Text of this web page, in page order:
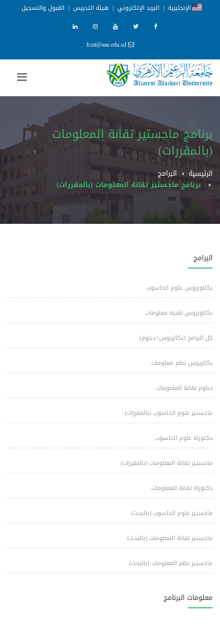
الإنجليزية | البريد الإلكتروني | هيئة التدريس | القبول والتسجيل
fcsit@aau.edu.sd
برنامج ماجستير تقانة المعلومات
(بالمقررات)
الرئيسية
البرامج
برنامج ماجستير تقانة المعلومات (بالمقررات)
البرامج
بكالوريوس علوم الحاسوب
بكالوريوس تقنيه معلومات
كل البرامج (بكالريوس+دبلوم)
بكالريوس نظم معلومات
دبلوم تقانة الملعومات
ماجستير علوم الحاسوب (بالمقررات)
دكتوراة علوم الحاسوب
ماجستير تقانة المعلومات (بالمقررات)
دكتوراة تقانة المعلومات
ماجستير علوم الحاسوب (بالبحث)
ماجستير تقانة المعلومات (بالبحث)
ماجستير نظم المعلومات (بالبحث)
معلومات البرنامج